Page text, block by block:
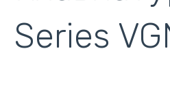
Series